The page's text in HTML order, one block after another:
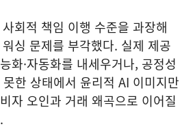
회적 책임 이행 수준을 과장해
싱 문제를 부각했다. 실제 제공
화·자동화를 내세우거나, 공정성
한 상태에서 윤리적 AI 이미지만
자 오인과 거래 왜곡으로 이어질